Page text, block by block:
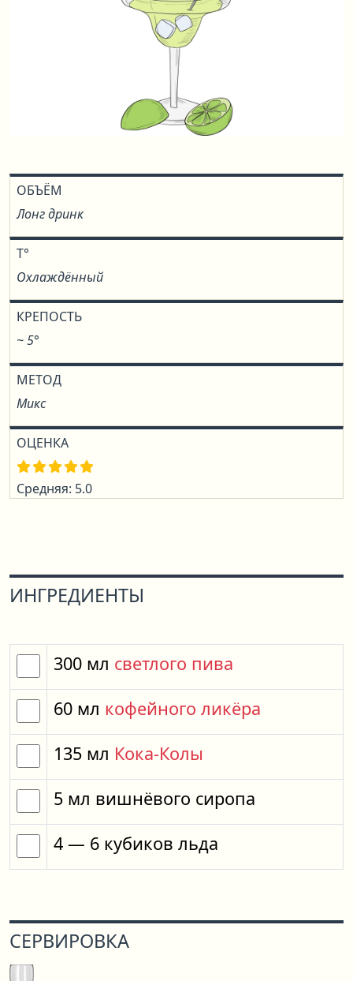
ОБЪЁМ
Лонг дринк
T°
Охлаждённый
КРЕПОСТЬ
~ 5°
МЕТОД
Микс
ОЦЕНКА
Средняя: 5.0
ИНГРЕДИЕНТЫ
300 мл светлого пива
60 мл кофейного ликёра
135 мл Кока-Колы
5 мл вишнёвого сиропа
4 — 6 кубиков льда
СЕРВИРОВКА